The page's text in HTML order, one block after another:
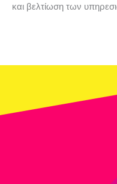
και βελτίωση των